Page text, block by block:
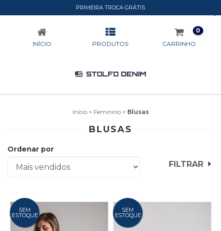
PRIMEIRA TROCA GRÁTIS
INÍCIO PRODUTOS CARRINHO
0
Início > Feminino > Blusas
BLUSAS
Ordenar por
FILTRAR
SEM
ESTOQUE
SEM
ESTOQUE